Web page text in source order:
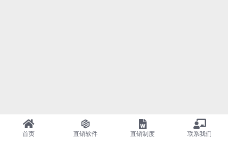
首页 直销软件 直销制度 联系我们